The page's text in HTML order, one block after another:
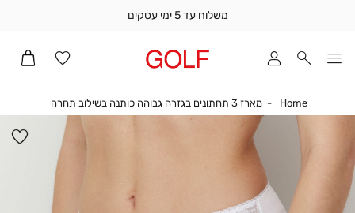
מכירה
האדר
(1)
משלוח עד 5 ימי עסקים
Home
Homeמארז 3 תחתונים בגזרה גבוהה כותנה בשילוב תחרה